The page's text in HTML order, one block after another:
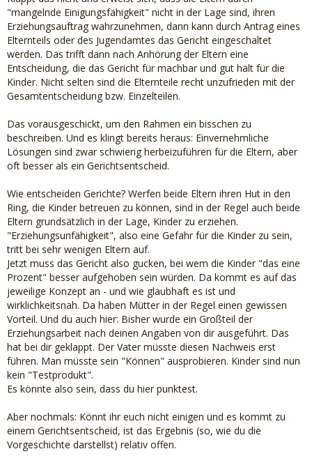
"mangelnde Einigungsfähigkeit" nicht in der Lage sind, ihren
Erziehungsauftrag wahrzunehmen, dann kann durch Antrag eines
Elternteils oder des Jugendamtes das Gericht eingeschaltet
werden. Das trifft dann nach Anhörung der Eltern eine
Entscheidung, die das Gericht für machbar und gut hält für die
Kinder. Nicht selten sind die Elternteile recht unzufrieden mit der
Gesamtentscheidung bzw. Einzelteilen.
Das vorausgeschickt, um den Rahmen ein bisschen zu
beschreiben. Und es klingt bereits heraus: Einvernehmliche
Lösungen sind zwar schwierig herbeizuführen für die Eltern, aber
oft besser als ein Gerichtsentscheid.
Wie entscheiden Gerichte? Werfen beide Eltern ihren Hut in den
Ring, die Kinder betreuen zu können, sind in der Regel auch beide
Eltern grundsätzlich in der Lage, Kinder zu erziehen.
"Erziehungsunfähigkeit", also eine Gefahr für die Kinder zu sein,
tritt bei sehr wenigen Eltern auf.
Jetzt muss das Gericht also gucken, bei wem die Kinder "das eine
Prozent" besser aufgehoben sein würden. Da kommt es auf das
jeweilige Konzept an - und wie glaubhaft es ist und
wirklichkeitsnah. Da haben Mütter in der Regel einen gewissen
Vorteil. Und du auch hier: Bisher wurde ein Großteil der
Erziehungsarbeit nach deinen Angaben von dir ausgeführt. Das
hat bei dir geklappt. Der Vater müsste diesen Nachweis erst
führen. Man müsste sein "Können" ausprobieren. Kinder sind nun
kein "Testprodukt".
Es könnte also sein, dass du hier punktest.
Aber nochmals: Könnt ihr euch nicht einigen und es kommt zu
einem Gerichtsentscheid, ist das Ergebnis (so, wie du die
Vorgeschichte darstellst) relativ offen.